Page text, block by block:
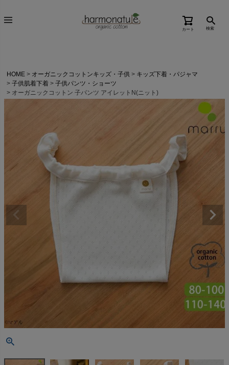
カート 検索
HOME オーガニックコットンキッズ・子供
キッズ下着・パジャマ
子供肌着下着
子供パンツ・ショーツ
オーガニックコットン 子パンツ アイレットN(ニット)